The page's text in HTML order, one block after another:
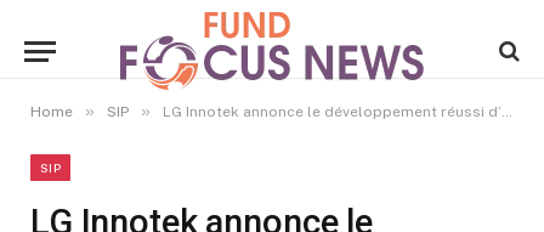
Home » SIP » LG Innotek annonce le développement réussi d’une technologie innovante de substrat pour semi-conducteurs
SIP
LG Innotek annonce le